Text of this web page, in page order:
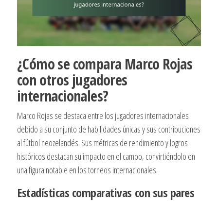
¿Cómo se compara Marco Rojas
con otros jugadores
internacionales?
Marco Rojas se destaca entre los jugadores internacionales
debido a su conjunto de habilidades únicas y sus contribuciones
al fútbol neozelandés. Sus métricas de rendimiento y logros
históricos destacan su impacto en el campo, convirtiéndolo en
una figura notable en los torneos internacionales.
Estadísticas comparativas con sus pares